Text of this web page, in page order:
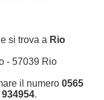
si trova a Rio
- 57039 Rio
il numero 0565
.